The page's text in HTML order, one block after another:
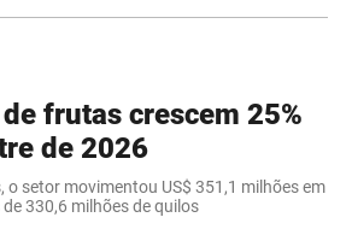
frutas crescem 25%
de 2026
setor movimentou US$ 351,1 milhões em
330,6 milhões de quilos